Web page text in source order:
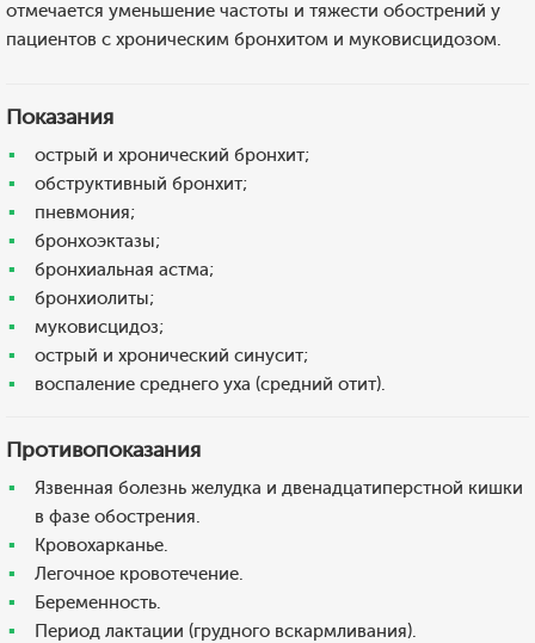
отмечается уменьшение частоты и тяжести обострений у
пациентов с хроническим бронхитом и муковисцидозом.
Показания
острый и хронический бронхит;
обструктивный бронхит;
пневмония;
бронхоэктазы;
бронхиальная астма;
бронхиолиты;
муковисцидоз;
острый и хронический синусит;
воспаление среднего уха (средний отит).
Противопоказания
Язвенная болезнь желудка и двенадцатиперстной кишки
в фазе обострения.
Кровохарканье.
Легочное кровотечение.
Беременность.
Период лактации (грудного вскармливания).